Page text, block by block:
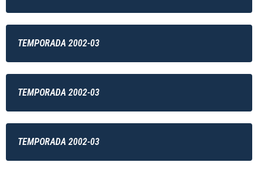
TEMPORADA 2002-03
TEMPORADA 2002-03
TEMPORADA 2002-03